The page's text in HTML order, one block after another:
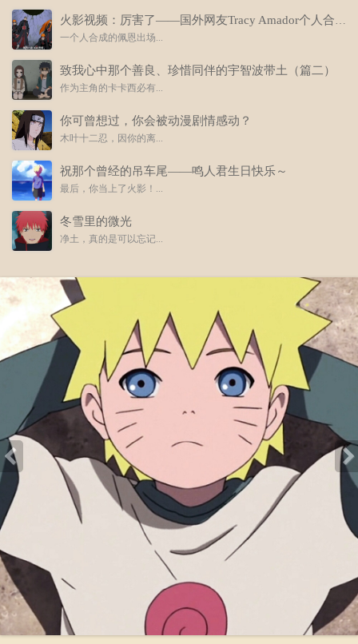
火影视频：厉害了——国外网友Tracy Amador个人合成佩恩主题曲
一个人合成的佩恩出场...
致我心中那个善良、珍惜同伴的宇智波带土（篇二）
作为主角的卡卡西必有...
你可曾想过，你会被动漫剧情感动？
木叶十二忍，因你的离...
祝那个曾经的吊车尾——鸣人君生日快乐～
最后，你当上了火影！...
冬雪里的微光
净土，真的是可以忘记...